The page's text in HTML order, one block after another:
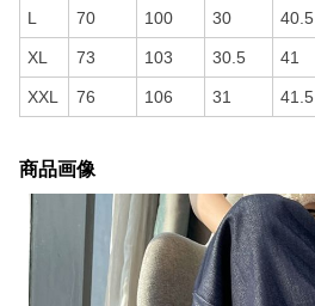
L 70 100 30 40.5
XL 73 103 30.5 41
XXL 76 106 31 41.5
商品画像